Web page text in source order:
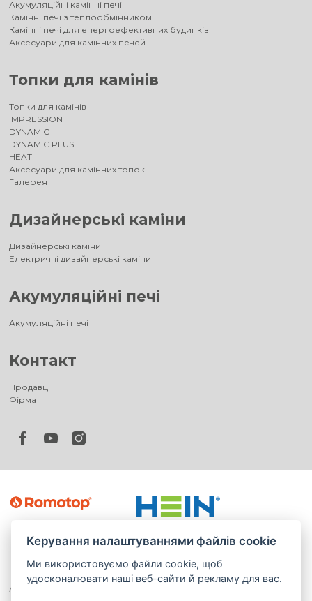
Акумуляційні камінні печі
Камінні печі з теплообмінником
Камінні печі для енергоефективних будинків
Аксесуари для камінних печей
Топки для камінів
Топки для камінів
IMPRESSION
DYNAMIC
DYNAMIC PLUS
HEAT
Аксесуари для камінних топок
Галерея
Дизайнерські каміни
Дизайнерські каміни
Електричні дизайнерські каміни
Акумуляційні печі
Акумуляційні печі
Контакт
Продавці
Фірма
Керування налаштуваннями файлів cookie
Ми використовуємо файли cookie, щоб
удосконалювати наші веб-сайти й рекламу для вас.